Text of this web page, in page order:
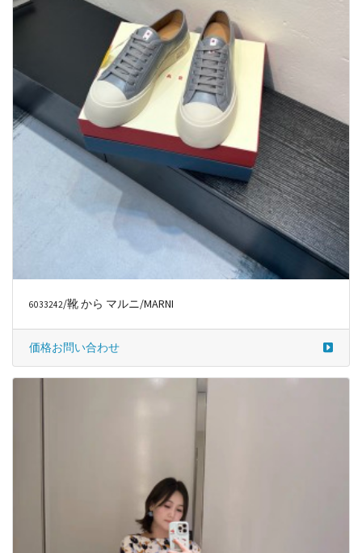
6033242/靴 から マルニ/MARNI
価格お問い合わせ